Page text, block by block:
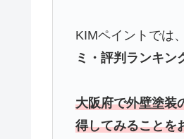
KIMペイントでは
ミ・評判ランキン
大阪府で外壁塗装
得してみることを